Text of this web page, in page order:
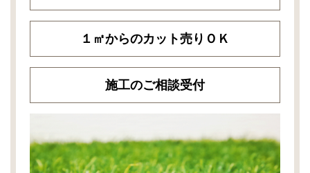
１㎡からのカット売りＯＫ
施工のご相談受付